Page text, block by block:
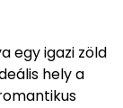
egy igazi zöld
hely a